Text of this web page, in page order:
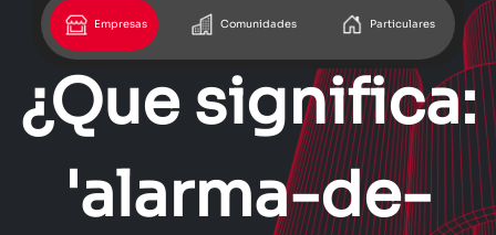
Empresas Comunidades Particulares
¿Que significa:
'alarma-de-